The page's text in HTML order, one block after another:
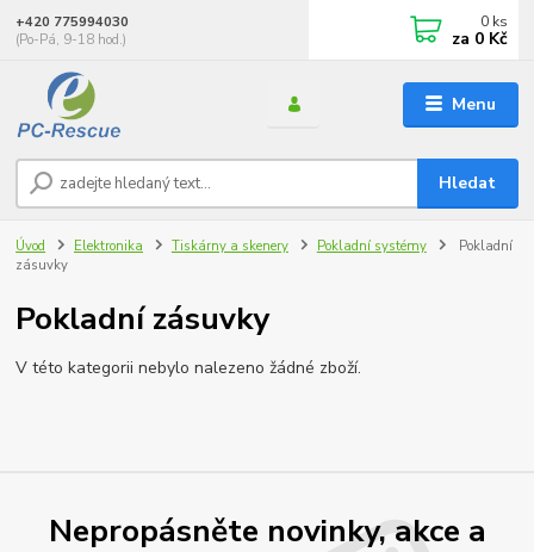
Menu
Hledat
+420 775994030
(Po-Pá, 9-18 hod.)
0 ks
za 0 Kč
Úvod Elektronika Tiskárny a skenery Pokladní systémy
Pokladní
zásuvky
Pokladní zásuvky
V této kategorii nebylo nalezeno žádné zboží.
Nepropásněte novinky, akce a